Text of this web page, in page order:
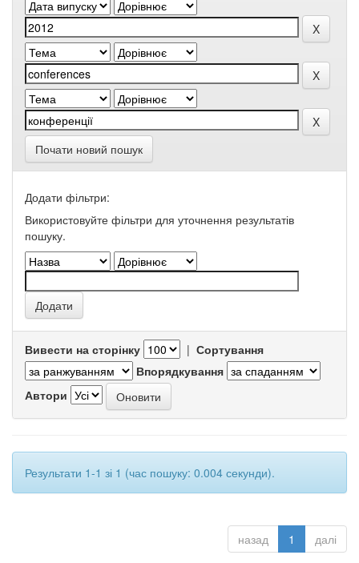
Почати новий пошук
Додати фільтри:
Використовуйте фільтри для уточнення результатів
пошуку.
Вивести на сторінку | Сортування
Впорядкування
Автори
Результати 1-1 зі 1 (час пошуку: 0.004 секунди).
назад 1 далі